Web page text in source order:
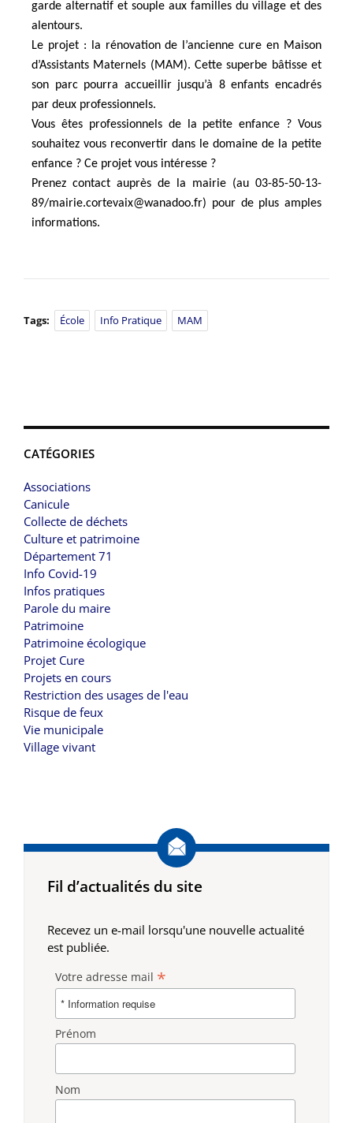
CATÉGORIES
Associations
Canicule
Collecte de déchets
Culture et patrimoine
Département 71
Info Covid-19
Infos pratiques
Parole du maire
Patrimoine
Patrimoine écologique
Projet Cure
Projets en cours
Restriction des usages de l'eau
Risque de feux
Vie municipale
Village vivant
garde alternatif et souple aux familles du village et des
alentours.
Le projet : la rénovation de l’ancienne cure en Maison
d’Assistants Maternels (MAM). Cette superbe bâtisse et
son parc pourra accueillir jusqu’à 8 enfants encadrés
par deux professionnels.
Vous êtes professionnels de la petite enfance ? Vous
souhaitez vous reconvertir dans le domaine de la petite
enfance ? Ce projet vous intéresse ?
Prenez contact auprès de la mairie (au 03-85-50-13-
89/mairie.cortevaix@wanadoo.fr) pour de plus amples
informations.
Tags: École Info Pratique MAM
Fil d’actualités du site
Recevez un e-mail lorsqu'une nouvelle actualité
est publiée.
Votre adresse mail *
Prénom
Nom